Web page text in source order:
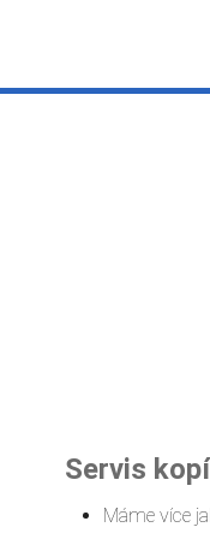
Servis
Máme více